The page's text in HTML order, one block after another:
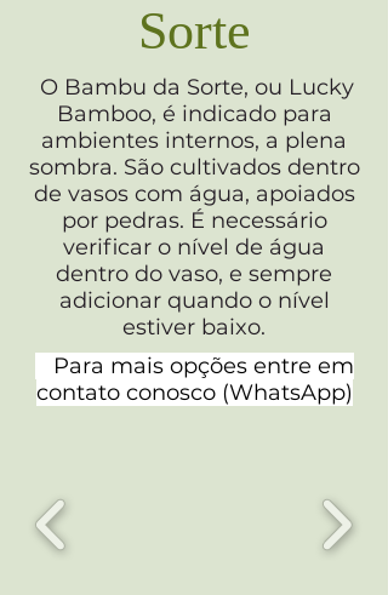
Sorte
O Bambu da Sorte, ou Lucky
Bamboo, é indicado para
ambientes internos, a plena
sombra. São cultivados dentro
de vasos com água, apoiados
por pedras. É necessário
verificar o nível de água
dentro do vaso, e sempre
adicionar quando o nível
estiver baixo.
Para mais opções entre em
contato conosco (WhatsApp)